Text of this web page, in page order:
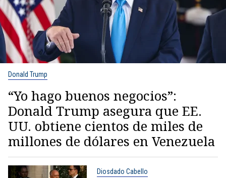
Donald Trump
“Yo hago buenos negocios”:
Donald Trump asegura que EE.
UU. obtiene cientos de miles de
millones de dólares en Venezuela
Diosdado Cabello